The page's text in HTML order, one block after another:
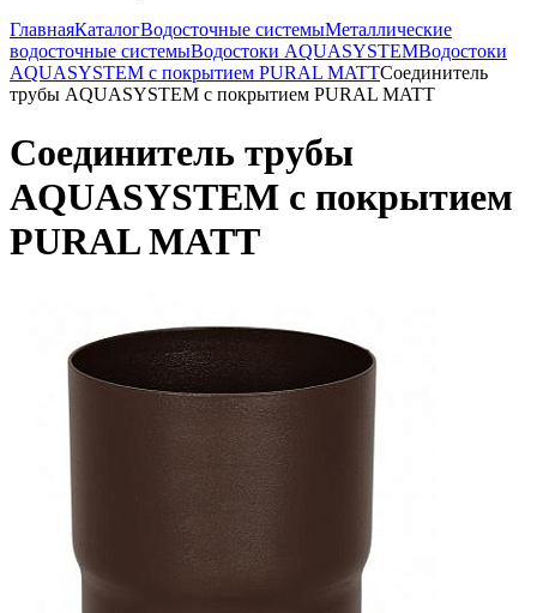
ГлавнаяКаталогВодосточные системыМеталлические
водосточные системыВодостоки AQUASYSTEMВодостоки
AQUASYSTEM с покрытием PURAL MATTСоединитель
трубы AQUASYSTEM с покрытием PURAL MATT
Соединитель трубы
AQUASYSTEM с покрытием
PURAL MATT